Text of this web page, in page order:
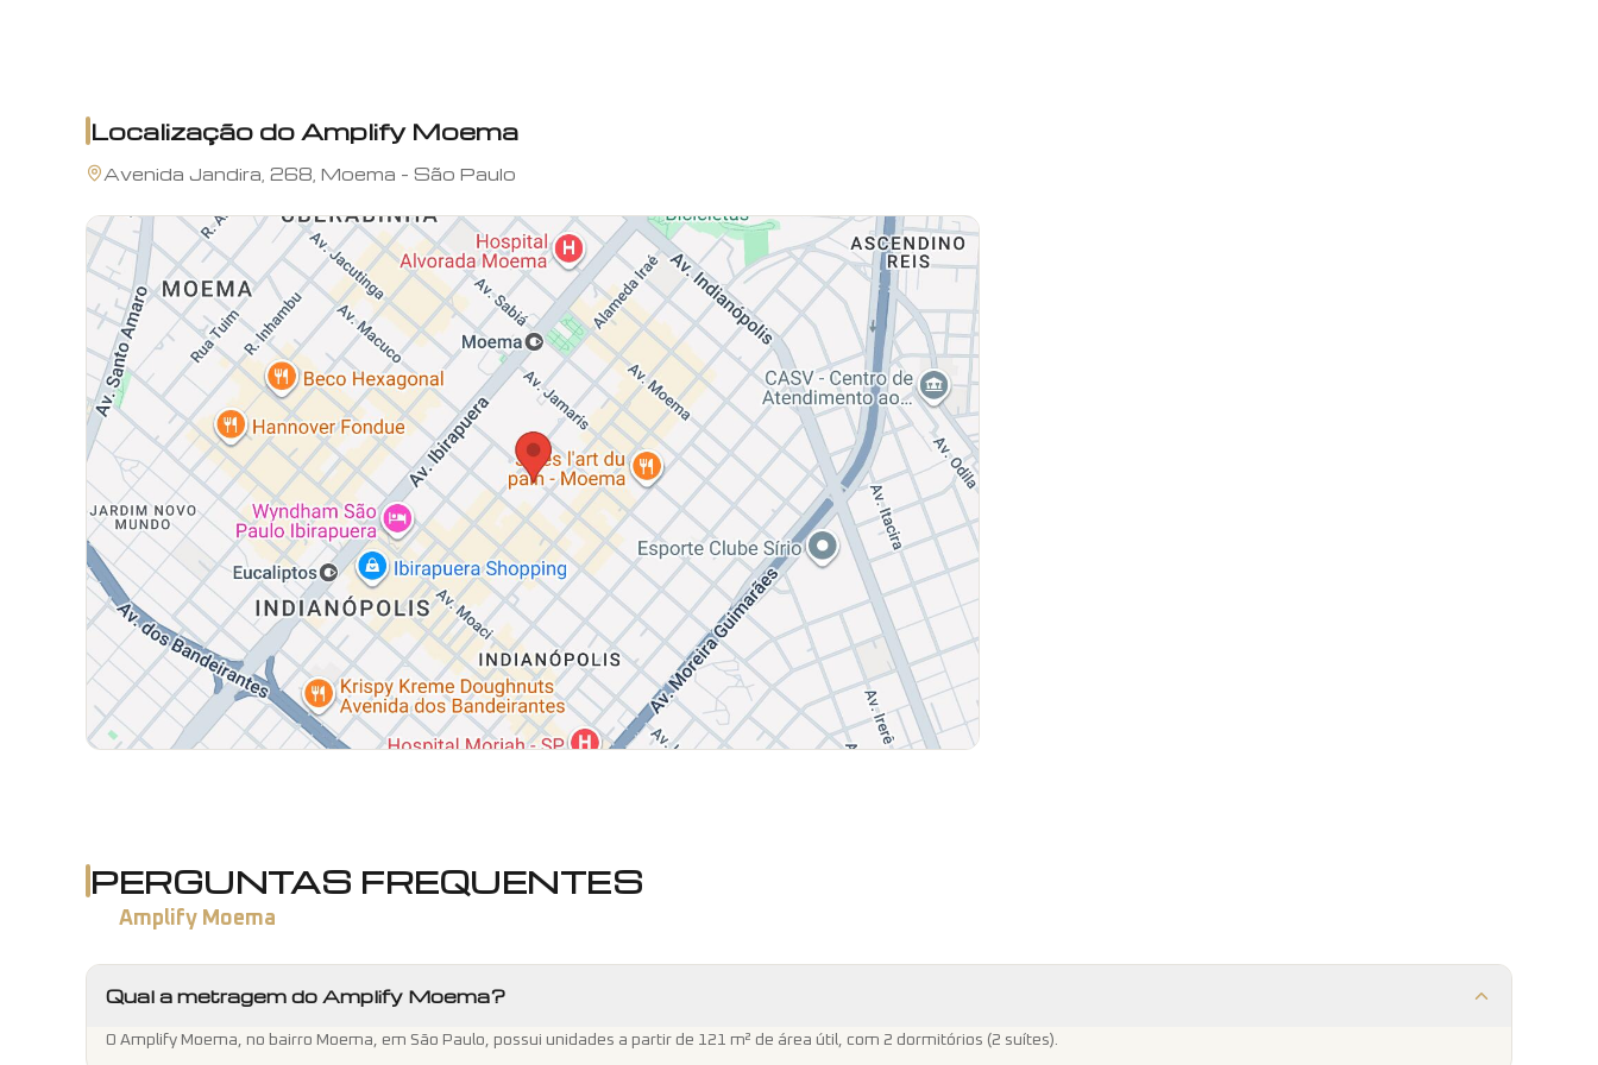
Localização do Amplify Moema
Avenida Jandira 268 Moema - São Paulo
PERGUNTAS FREQUENTES
Amplify Moema
Qual a metragem do Amplify Moema?
O Amplify Moema, no bairro Moema, em São Paulo, possui unidades a partir de 121 m² de área útil, com 2 dormitórios (2 suítes).